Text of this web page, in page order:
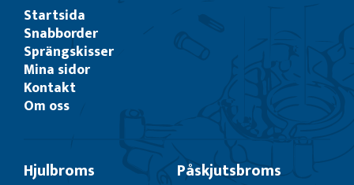
Startsida
Snabborder
Sprängskisser
Mina sidor
Kontakt
Om oss
Hjulbroms Påskjutsbroms